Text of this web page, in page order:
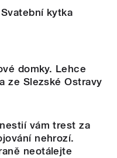
kytka
domky. Lehce
ze Slezské Ostravy
vám trest za
nehrozí.
neotálejte